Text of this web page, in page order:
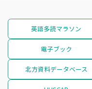
英語多読マラソン
電子ブック
北方資料データベース